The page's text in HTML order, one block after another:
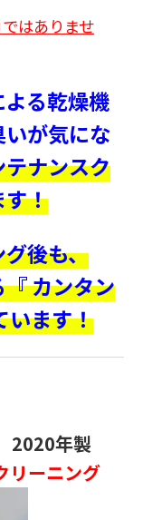
はありませ
る乾燥機
が気にな
ナンスク
す！
後も、
カンタン
います！
2020年製
ーニング